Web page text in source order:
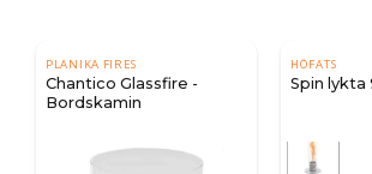
PLANIKA FIRES
Chantico Glassfire -
Bordskamin
HÖFATS
Spin lykta